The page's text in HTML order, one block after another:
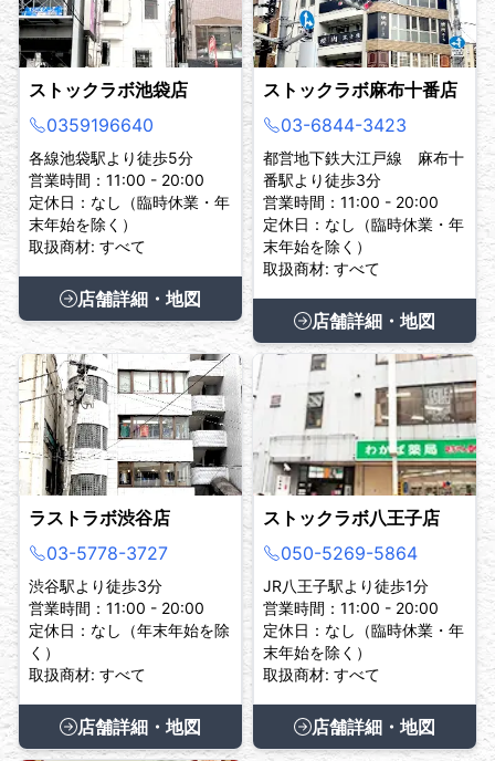
ストックラボ池袋店
0359196640
各線池袋駅より徒歩5分
営業時間：11:00 - 20:00
定休日：なし（臨時休業・年
末年始を除く）
取扱商材: すべて
店舗詳細・地図
ストックラボ麻布十番店
03-6844-3423
都営地下鉄大江戸線 麻布十
番駅より徒歩3分
営業時間：11:00 - 20:00
定休日：なし（臨時休業・年
末年始を除く）
取扱商材: すべて
店舗詳細・地図
ラストラボ渋谷店
03-5778-3727
渋谷駅より徒歩3分
営業時間：11:00 - 20:00
定休日：なし（年末年始を除
く）
取扱商材: すべて
店舗詳細・地図
ストックラボ八王子店
050-5269-5864
JR八王子駅より徒歩1分
営業時間：11:00 - 20:00
定休日：なし（臨時休業・年
末年始を除く）
取扱商材: すべて
店舗詳細・地図